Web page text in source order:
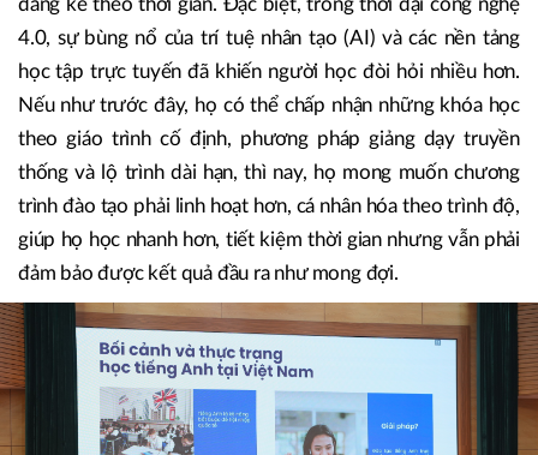
thu nhập cao, tránh nguy cơ bị đào thải trong thị trường
lao động ngày càng khắt khe.
Nhu cầu học tiếng Anh luôn tồn tại, nhưng cách mà người
học tiếp cận và kỳ vọng về việc học tiếng Anh đã thay đổi
đáng kể theo thời gian. Đặc biệt, trong thời đại công nghệ
4.0, sự bùng nổ của trí tuệ nhân tạo (AI) và các nền tảng
học tập trực tuyến đã khiến người học đòi hỏi nhiều hơn.
Nếu như trước đây, họ có thể chấp nhận những khóa học
theo giáo trình cố định, phương pháp giảng dạy truyền
thống và lộ trình dài hạn, thì nay, họ mong muốn chương
trình đào tạo phải linh hoạt hơn, cá nhân hóa theo trình độ,
giúp họ học nhanh hơn, tiết kiệm thời gian nhưng vẫn phải
đảm bảo được kết quả đầu ra như mong đợi.